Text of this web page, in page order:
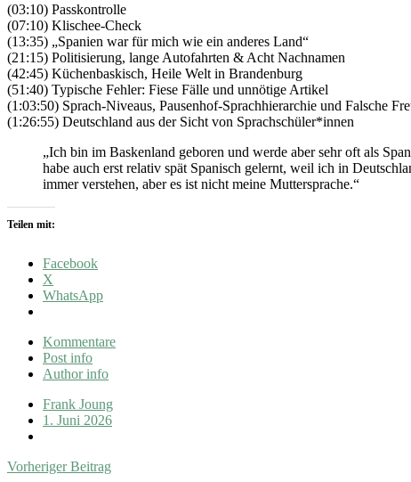
(03:10) Passkontrolle
(07:10) Klischee-Check
(13:35) „Spanien war für mich wie ein anderes Land“
(21:15) Politisierung, lange Autofahrten & Acht Nachnamen
(42:45) Küchenbaskisch, Heile Welt in Brandenburg
(51:40) Typische Fehler: Fiese Fälle und unnötige Artikel
(1:03:50) Sprach-Niveaus, Pausenhof-Sprachhierarchie und Falsche
(1:26:55) Deutschland aus der Sicht von Sprachschüler*innen
„Ich bin im Baskenland geboren und werde aber sehr oft als
habe auch erst relativ spät Spanisch gelernt, weil ich in
immer verstehen, aber es ist nicht meine Muttersprache.“
Teilen mit:
Facebook
X
WhatsApp
Kommentare
Post info
Author info
Frank Joung
1. Juni 2026
Vorheriger Beitrag